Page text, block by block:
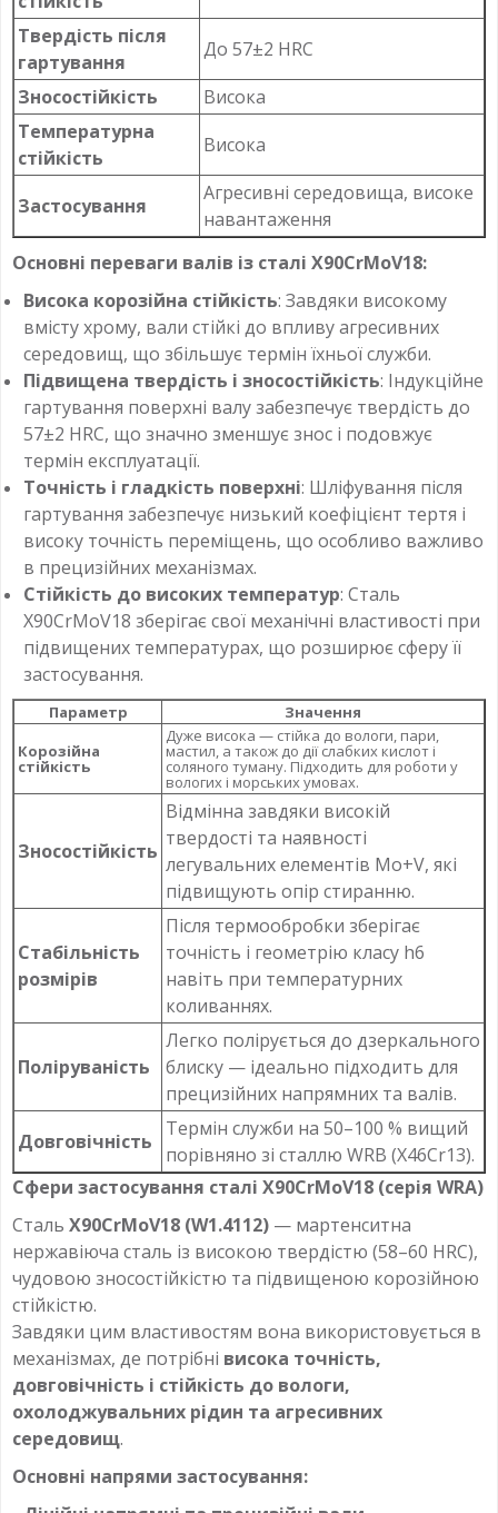
Твердість після
гартування
До 57±2 HRC
Зносостійкість
Висока
Температурна
стійкість
Висока
Застосування
Агресивні середовища, високе
навантаження
Основні переваги валів із сталі X90CrMoV18:
Висока корозійна стійкість: Завдяки високому
вмісту хрому, вали стійкі до впливу агресивних
середовищ, що збільшує термін їхньої служби.
Підвищена твердість і зносостійкість: Індукційне
гартування поверхні валу забезпечує твердість до
57±2 HRC, що значно зменшує знос і подовжує
термін експлуатації.
Точність і гладкість поверхні: Шліфування після
гартування забезпечує низький коефіцієнт тертя і
високу точність переміщень, що особливо важливо
в прецизійних механізмах.
Стійкість до високих температур: Сталь
X90CrMoV18 зберігає свої механічні властивості при
підвищених температурах, що розширює сферу її
застосування.
Параметр
Значення
Корозійна
стійкість
Дуже висока — стійка до вологи, пари,
мастил, а також до дії слабких кислот і
соляного туману. Підходить для роботи у
вологих і морських умовах.
Зносостійкість
Відмінна завдяки високій
твердості та наявності
легувальних елементів Mo+V, які
підвищують опір стиранню.
Стабільність
розмірів
Після термообробки зберігає
точність і геометрію класу h6
навіть при температурних
коливаннях.
Поліруваність
Легко полірується до дзеркального
блиску — ідеально підходить для
прецизійних напрямних та валів.
Довговічність
Термін служби на 50–100 % вищий
порівняно зі сталлю WRB (X46Cr13).
Сфери застосування сталі X90CrMoV18 (серія WRA)
Сталь X90CrMoV18 (W1.4112) — мартенситна
нержавіюча сталь із високою твердістю (58–60 HRC),
чудовою зносостійкістю та підвищеною корозійною
стійкістю.
Завдяки цим властивостям вона використовується в
механізмах, де потрібні висока точність,
довговічність і стійкість до вологи,
охолоджувальних рідин та агресивних
середовищ.
Основні напрями застосування: